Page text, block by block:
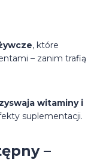
, które
– zanim trafią
witaminy i
suplementacji.
–